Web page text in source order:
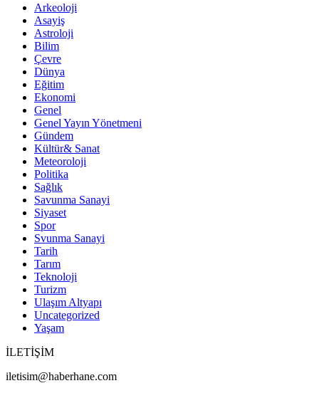
Arkeoloji
Asayiş
Astroloji
Bilim
Çevre
Dünya
Eğitim
Ekonomi
Genel
Genel Yayın Yönetmeni
Gündem
Kültür& Sanat
Meteoroloji
Politika
Sağlık
Savunma Sanayi
Siyaset
Spor
Svunma Sanayi
Tarih
Tarım
Teknoloji
Turizm
Ulaşım Altyapı
Uncategorized
Yaşam
İLETİŞİM
iletisim@haberhane.com